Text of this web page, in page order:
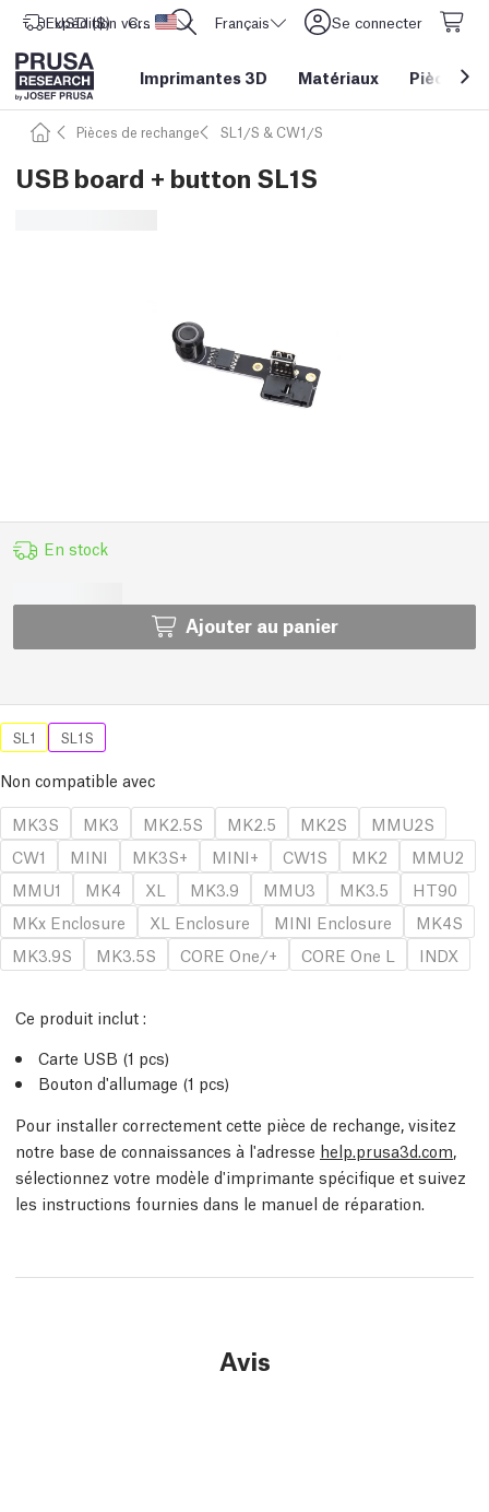
Expédition vers Etats-Unis d'Amérique
USD ($) CORE One L: Maintenant en stock ! Français Se connecter
Imprimantes 3D Matériaux Pièces&
Pièces de rechange SL1/S & CW1/S
USB board + button SL1S
En stock
Ajouter au panier
SL1 SL1S
Non compatible avec
MK3S
MK3 MK2.5S MK2.5 MK2S
MMU2S
CW1
MINI MK3S+ MINI+ CW1S MK2
MMU2
MMU1
MK4 XL MK3.9 MMU3 MK3.5
HT90
MKx Enclosure
XL Enclosure MINI Enclosure
MK4S
MK3.9S
MK3.5S CORE One/+ CORE One L INDX
Ce produit inclut :
Carte USB (1 pcs)
Bouton d'allumage (1 pcs)
Pour installer correctement cette pièce de rechange, visitez
notre base de connaissances à l'adresse help.prusa3d.com,
sélectionnez votre modèle d'imprimante spécifique et suivez
les instructions fournies dans le manuel de réparation.
Avis